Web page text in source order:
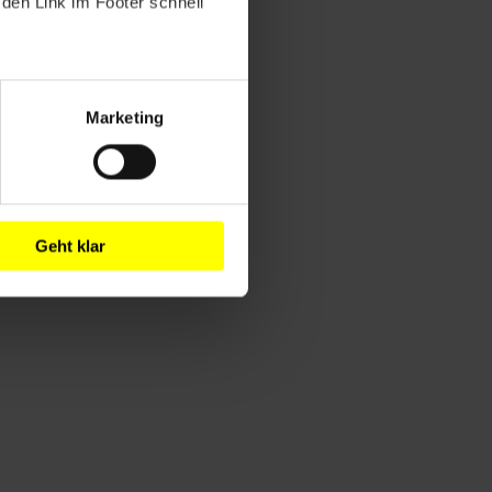
Marketing
Geht klar